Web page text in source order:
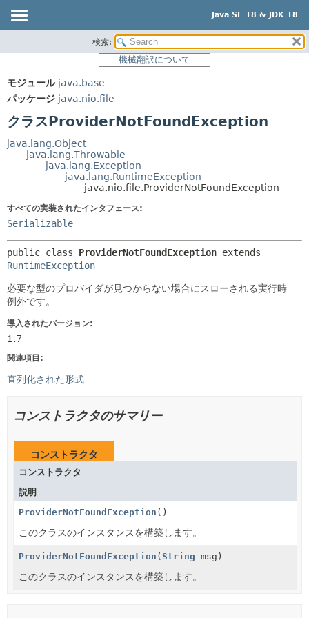
Java SE 18 & JDK 18
パッケージ
使用
ツリー
プレビュー
非推奨
ヘルプ
サマリー:
ネスト済
メソッド
フィールド
検索:
機械翻訳について
モジュール java.base
パッケージ java.nio.file
クラスProviderNotFoundException
java.lang.Object
java.lang.Throwable
java.lang.Exception
java.lang.RuntimeException
java.nio.file.ProviderNotFoundException
すべての実装されたインタフェース:
Serializable
public class ProviderNotFoundException
RuntimeException
必要な型のプロバイダが見つからない場合にスローされる実行時
例外です。
導入されたバージョン:
1.7
関連項目:
直列化された形式
コンストラクタのサマリー
コンストラクタ
コンストラクタ
説明
ProviderNotFoundException ()
このクラスのインスタンスを構築します。
ProviderNotFoundException (String msg)
このクラスのインスタンスを構築します。